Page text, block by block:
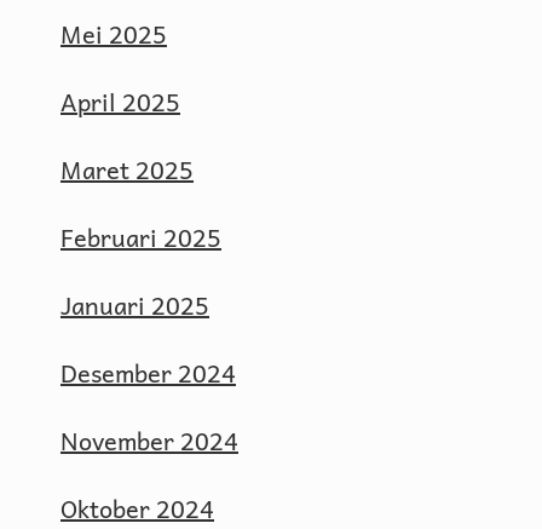
Mei 2025
April 2025
Maret 2025
Februari 2025
Januari 2025
Desember 2024
November 2024
Oktober 2024